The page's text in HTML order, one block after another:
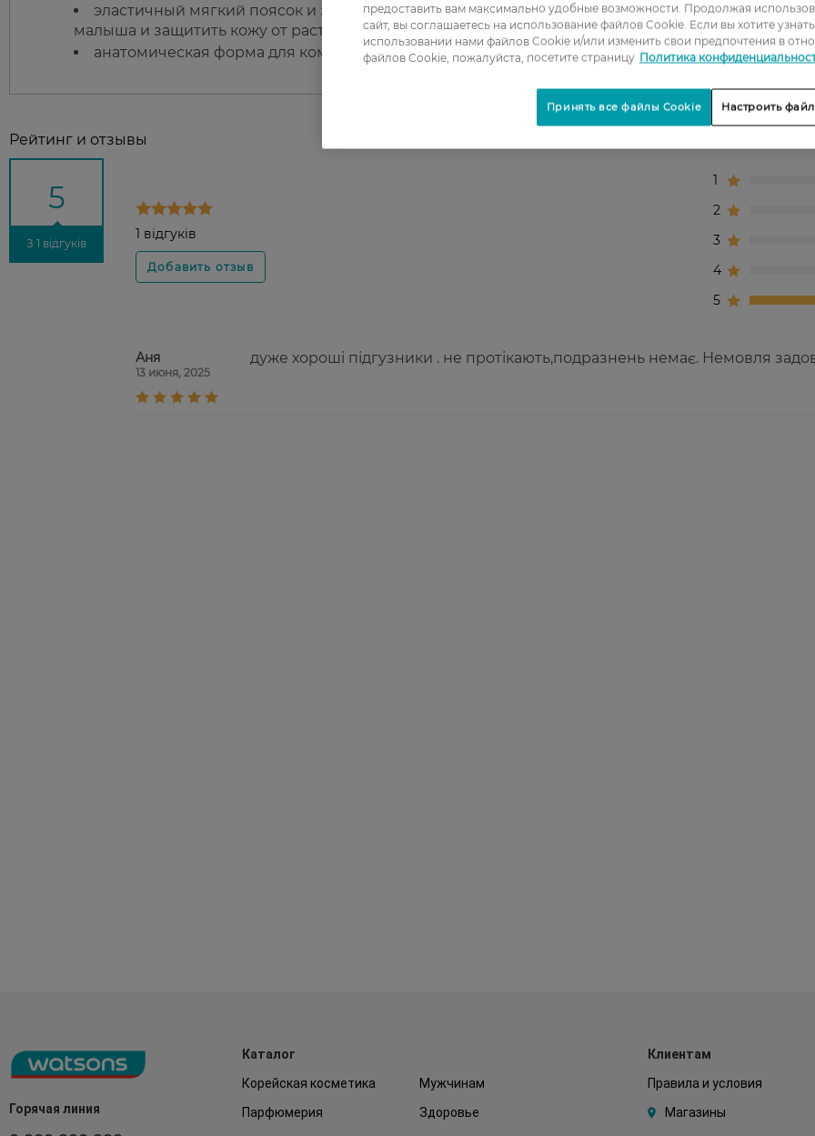
эластичный мягкий поясок и застежки помогают надежно зафиксировать подгузник на
малыша и защитить кожу от растираний;
анатомическая форма для комфорта между ножек малыша.
Рейтинг и отзывы
5
З 1 відгуків
1 відгуків
1
2
3
4
5
Аня
13 июня, 2025
дуже хороші підгузники . не протікають,подразнень немає. Немовля
Горячая линия
Каталог
Корейская косметика
Мужчинам
Парфюмерия
Здоровье
Клиентам
Правила и условия
Магазины
предоставить вам максимально удобные возможности. Продолжая
сайт, вы соглашаетесь на использование файлов Cookie. Если вы хотите
использовании нами файлов Cookie и/или изменить свои предпочтения в
файлов Cookie, пожалуйста, посетите страницу Политика
Настроить
Принять все файлы Cookie